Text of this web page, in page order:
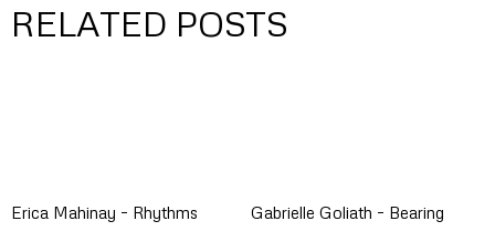
RELATED POSTS
Erica Mahinay – Rhythms Gabrielle Goliath – Bearing